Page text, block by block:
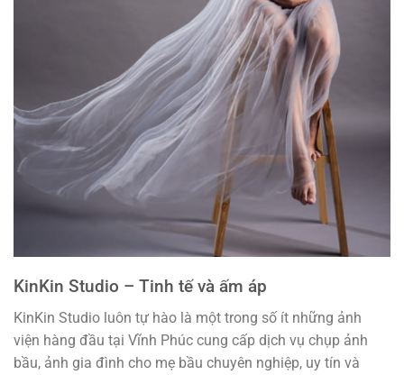
KinKin Studio – Tinh tế và ấm áp
KinKin Studio luôn tự hào là một trong số ít những ảnh
viện hàng đầu tại Vĩnh Phúc cung cấp dịch vụ chụp ảnh
bầu, ảnh gia đình cho mẹ bầu chuyên nghiệp, uy tín và